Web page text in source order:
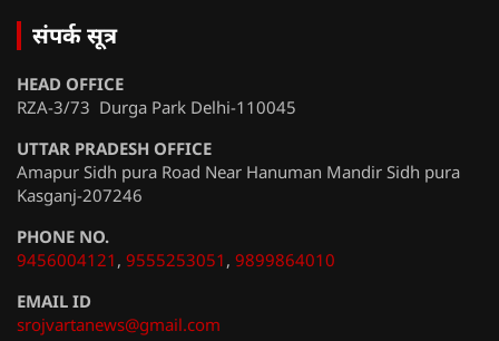
संपर्क सूत्र
HEAD OFFICE
RZA-3/73 Durga Park Delhi-110045
UTTAR PRADESH OFFICE
Amapur Sidh pura Road Near Hanuman Mandir Sidh pura
Kasganj-207246
PHONE NO.
9456004121 , 9555253051 , 9899864010
EMAIL ID
srojvartanews@gmail.com